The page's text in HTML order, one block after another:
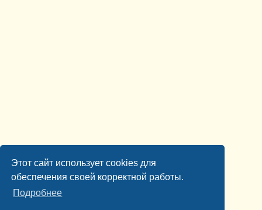
Этот сайт использует cookies для
обеспечения своей корректной работы.
Подробнее